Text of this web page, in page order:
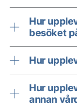
Hur
besöket
Hur
Hur
annan